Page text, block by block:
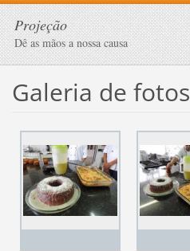
Projeção
Dê as mãos a nossa causa
Galeria de fotos